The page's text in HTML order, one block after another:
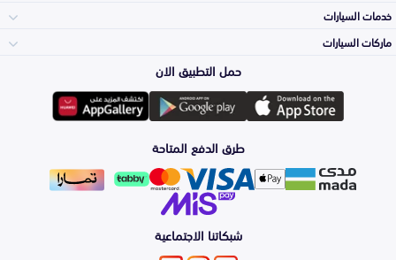
المكائن، القيرات
وملحقاتها
الشمعات
والاصطبات (الاضاءة)
الفرامل والأقمشة
لوازم الرحلات
اكسسوارات العناية
الزيوت و السوائل
خدمات السيارات
الأكثر مبيعاً
التلميع والعناية
ماركات السيارات
تويوتا
هيونداي
كيا
حمل التطبيق الان
طرق الدفع المتاحة
شبكاتنا الاجتماعية